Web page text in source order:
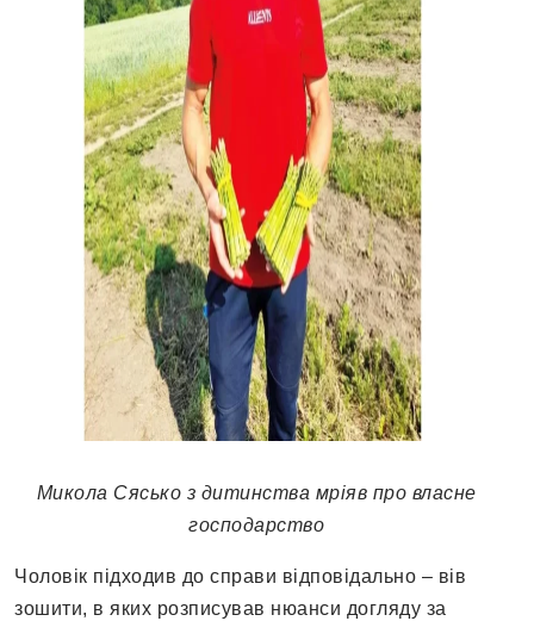
Микола Сясько з дитинства мріяв про власне
господарство
Чоловік підходив до справи відповідально – вів
зошити, в яких розписував нюанси догляду за